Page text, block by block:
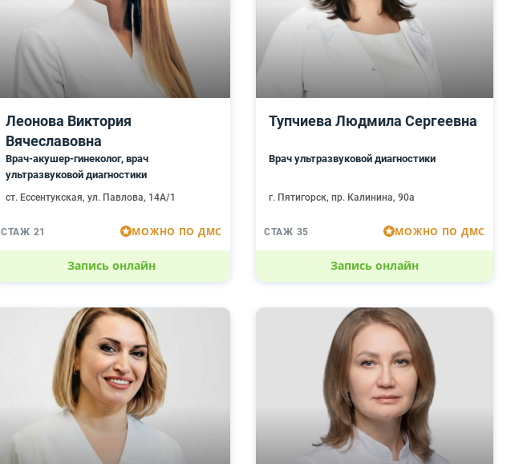
Леонова Виктория
Вячеславовна
Врач-акушер-гинеколог, врач
ультразвуковой диагностики
ст. Ессентукская, ул. Павлова, 14А/1
СТАЖ 21 МОЖНО ПО ДМС
Запись онлайн
Тупчиева Людмила Сергеевна
Врач ультразвуковой диагностики
г. Пятигорск, пр. Калинина, 90а
СТАЖ 35 МОЖНО ПО ДМС
Запись онлайн